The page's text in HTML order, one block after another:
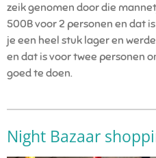
zeik genomen door die
500B voor 2 personen en dat
je een heel stuk lager en
en dat is voor twee personen
goed te doen.
Night Bazaar